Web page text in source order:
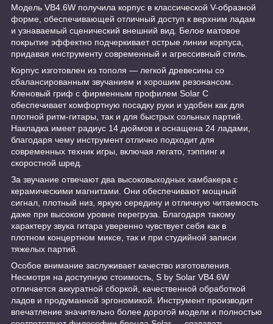
Модель VB4.6W получила корпус в классической V-образной
форме, обеспечивающей отличный доступ к верхним ладам
и узнаваемый сценический внешний вид. Белое матовое
покрытие эффектно подчеркивает острые линии корпуса,
придавая инструменту современный и агрессивный стиль.
Корпус изготовлен из тополя — легкой древесины со
сбалансированным звучанием и хорошим резонансом.
Кленовый гриф с фирменным профилем Solar C
обеспечивает комфортную посадку руки и удобен как для
плотной ритм-гитары, так и для быстрых сольных партий.
Накладка имеет радиус 14 дюймов и оснащена 24 ладами,
благодаря чему инструмент отлично подходит для
современных техник игры, включая легато, тэппинг и
скоростной шред.
За звучание отвечают два высоковыходных хамбакера с
керамическими магнитами. Они обеспечивают мощный
сигнал, плотный низ, яркую середину и отличную читаемость
даже при высоком уровне перегруза. Благодаря такому
характеру звука гитара уверенно чувствует себя как в
плотном концертном миксе, так и при студийной записи
тяжелых партий.
Особое внимание заслуживает качество изготовления.
Несмотря на доступную стоимость, S by Solar VB4.6W
отличается аккуратной сборкой, качественной обработкой
ладов и продуманной эргономикой. Инструмент производит
впечатление значительно более дорогой модели и полностью